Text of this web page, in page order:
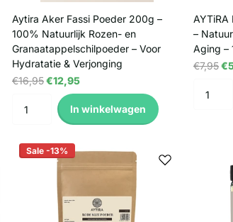
Aytira Aker Fassi Poeder 200g –
100% Natuurlijk Rozen- en
Granaatappelschilpoeder – Voor
Hydratatie & Verjonging
€16,95€12,95
In winkelwagen
AYTiRA
–
Aging –
€7,95
Sale -13%